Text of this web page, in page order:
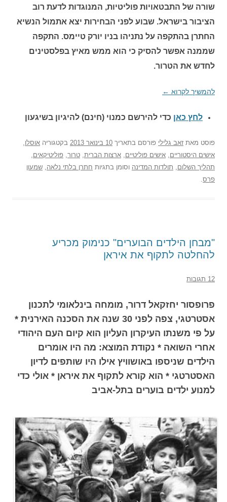
שורה של התבטאויות פוליטיות, המנוגדות לדעת רוב
הציבור בישראל. שבוע לפני הבחירות יצא אתמול הנשיא
החתרן בהתקפה על נתניהו בניו יורק טיימס. התקפה
שממנה אפשר להסיק כי הוא ממש מאיץ בפלסטינים
לחדש את הטרור.
להמשיך לקרוא ←
לחץ כאן כדי להירשם כמנוי (חינם) להיגיון בשיגעון
פוסט מאת זאב גלילי פורסם בתאריך 10 בינואר 2013 בקטגוריה אוסלו,
אישים היסטוריים, אישים פוליטיים, ארצות הברית, טרור, פוליטיקאים,
תהליך השלום, תולדות המדינה וסומן בתגיות חתרן בלתי נלאה, שמעון
פרס.
"מבחן הילדים הבוערים" כנימוק מכריע
להחלטה לתקוף את איראן
12 תגובות
פרופסור יחזקאל דרור, מומחה בינלאומי לתכנון
אסטרטגי, צפה לפני 30 שנה את הסכנה האירנית *
על פי משנתו העיקרון העליון הוא קיום העם היהודי
אחרי השואה * נקודת המוצא: מה היו אומרים
הילדים שניספו באושוויץ אילו היו שותפים לדיון
האסטרטגי * הוא קורא לתקוף את איראן * אולי כדי
למנוע ילדים בוערים בתל-אביב